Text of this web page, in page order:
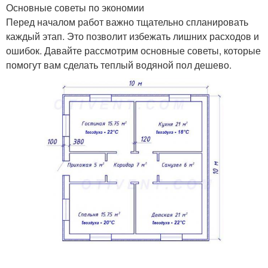
Основные советы по экономии
Перед началом работ важно тщательно спланировать
каждый этап. Это позволит избежать лишних расходов и
ошибок. Давайте рассмотрим основные советы, которые
помогут вам сделать теплый водяной пол дешево.